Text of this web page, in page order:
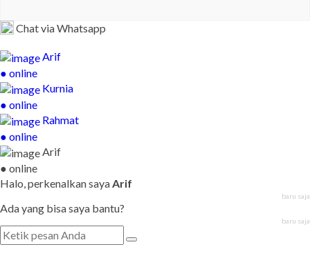
Chat via Whatsapp
Arif
● online
Kurnia
● online
Rahmat
● online
Arif
● online
Halo, perkenalkan sayaArif
baru saja
Ada yang bisa saya bantu?
baru saja